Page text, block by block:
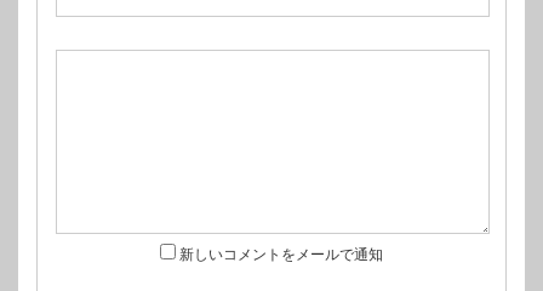
新しいコメントをメールで通知